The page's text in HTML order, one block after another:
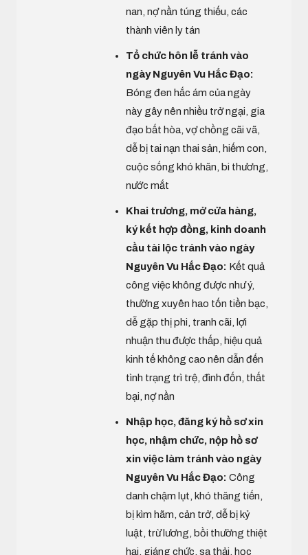
nan, nợ nần túng thiếu, các
thành viên ly tán
Tổ chức hôn lễ tránh vào
ngày Nguyên Vu Hắc Đạo:
Bóng đen hắc ám của ngày
này gây nên nhiều trở ngại, gia
đạo bất hòa, vợ chồng cãi vã,
dễ bị tai nạn thai sản, hiếm con,
cuộc sống khó khăn, bi thương,
nước mắt
Khai trương, mở cửa hàng,
ký kết hợp đồng, kinh doanh
cầu tài lộc tránh vào ngày
Nguyên Vu Hắc Đạo: Kết quả
công việc không được như ý,
thường xuyên hao tốn tiền bạc,
dễ gặp thị phi, tranh cãi, lợi
nhuận thu được thấp, hiệu quả
kinh tế không cao nên dẫn đến
tình trạng trì trệ, đình đốn, thất
bại, nợ nần
Nhập học, đăng ký hồ sơ xin
học, nhậm chức, nộp hồ sơ
xin việc làm tránh vào ngày
Nguyên Vu Hắc Đạo: Công
danh chậm lụt, khó thăng tiến,
bị kìm hãm, cản trở, dễ bị kỷ
luật, trừ lương, bồi thường thiệt
hại, giáng chức, sa thải, học